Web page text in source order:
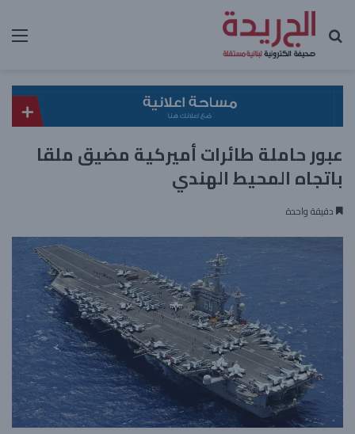
بحث عن
عبور حاملة طائرات أميركية مضيق ملقا
باتجاه المحيط الهندي
دقيقة واحدة